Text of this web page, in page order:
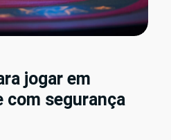
jogar em
com segurança